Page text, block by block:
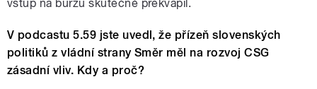
vstup na burzu skutečně překvapil.
V podcastu 5.59 jste uvedl, že přízeň slovenských
politiků z vládní strany Směr měl na rozvoj CSG
zásadní vliv. Kdy a proč?